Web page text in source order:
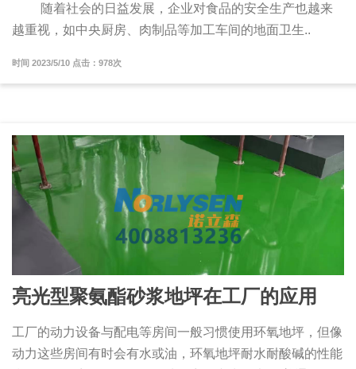
随着社会的日益发展，企业对食品的安全生产也越来
越重视，如中央厨房、肉制品等加工车间的地面卫生..
时间 2023/5/10 点击：978次
亮光型聚氨酯砂浆地坪在工厂的应用
工厂的动力设备与配电等房间一般习惯使用环氧地坪，但像
动力这些房间有时会有水或油，环氧地坪耐水耐酸碱的性能